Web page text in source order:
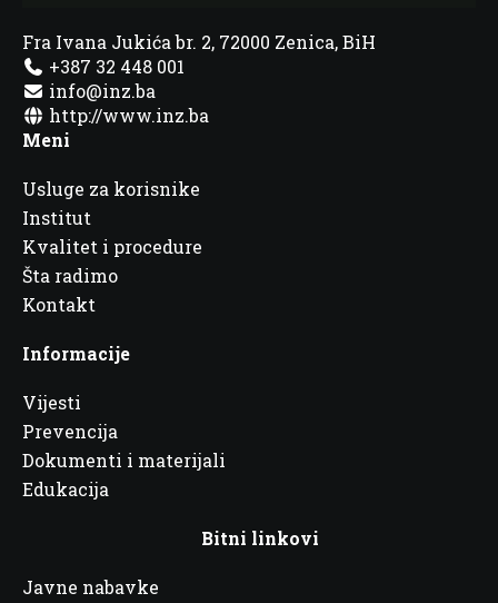
Fra Ivana Jukića br. 2, 72000 Zenica, BiH
+387 32 448 001
info@inz.ba
http://www.inz.ba
Meni
Usluge za korisnike
Institut
Kvalitet i procedure
Šta radimo
Kontakt
Informacije
Vijesti
Prevencija
Dokumenti i materijali
Edukacija
Bitni linkovi
Javne nabavke